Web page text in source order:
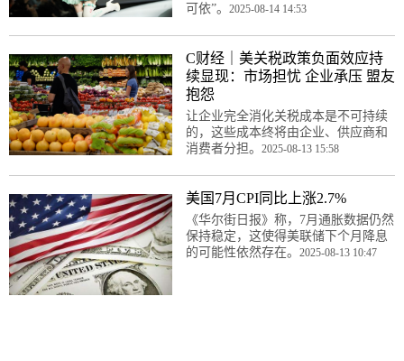
可依”。 2025-08-14 14:53
C财经｜美关税政策负面效应持
续显现：市场担忧 企业承压 盟友
抱怨
让企业完全消化关税成本是不可持续
的，这些成本终将由企业、供应商和
消费者分担。 2025-08-13 15:58
美国7月CPI同比上涨2.7%
《华尔街日报》称，7月通胀数据仍然
保持稳定，这使得美联储下个月降息
的可能性依然存在。 2025-08-13 10:47